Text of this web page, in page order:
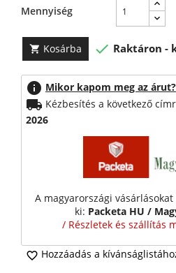
Mennyiség
 Kosárba  Raktáron -
info Mikor kapom meg az árut?
local_shipping Kézbesítés a következő
2026
A magyarországi
ki: Packeta HU /
/ Részletek és szállítás
 Hozzáadás a